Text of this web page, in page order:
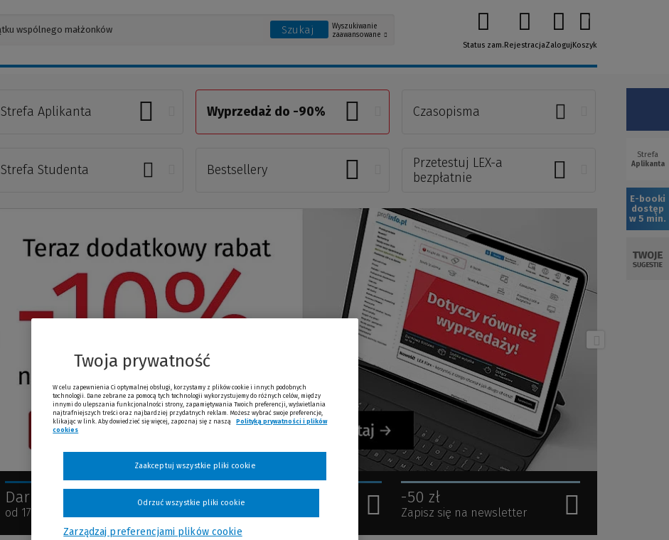
Szukaj
Wyszukiwanie
zaawansowane
Status zam.RejestracjaZaloguj
0
Koszyk
Strefa
Aplikanta
E-booki
dostęp
w 5 min.
Strefa Aplikanta Wyprzedaż do -90% Czasopisma
Strefa Studenta Bestsellery
Przetestuj LEX-a
bezpłatnie
(Link
innej
strony)
Darmowa dostawa
od 170 zł
Wysyłka -50 zł
Zapisz się na newsletter
Twoja prywatność
W celu zapewnienia Ci optymalnej obsługi, korzystamy z plików cookie i innych podobnych
technologii. Dane zebrane za pomocą tych technologii wykorzystujemy do różnych celów, między
innymi do ulepszania funkcjonalności strony, zapamiętywania Twoich preferencji, wyświetlania
najtrafniejszych treści oraz najbardziej przydatnych reklam. Możesz wybrać swoje preferencje,
klikając w link. Aby dowiedzieć się więcej, zapoznaj się z naszą
Polityką prywatności i plików
cookies
Zarządzaj preferencjami plików cookie
Odrzuć wszystkie pliki cookie
Zaakceptuj wszystkie pliki cookie